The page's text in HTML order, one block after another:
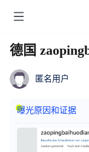
德国
匿名用户
曝光原因和证据